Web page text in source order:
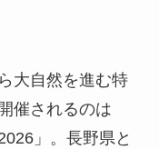
大自然を進む特
催されるのは
」。長野県と